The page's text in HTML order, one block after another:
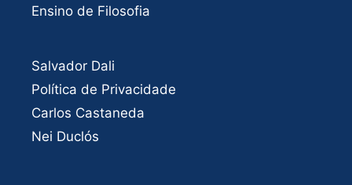
Ensino de Filosofia
Salvador Dali
Política de Privacidade
Carlos Castaneda
Nei Duclós